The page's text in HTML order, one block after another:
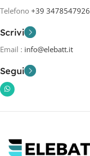
Telefono +39 3478547926
Scrivi
Email : info@elebatt.it
Segui